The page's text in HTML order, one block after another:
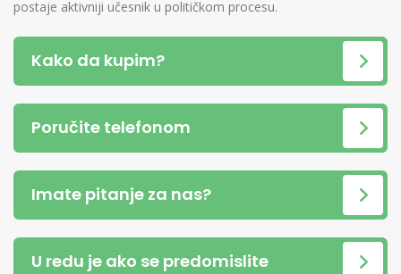
postaje aktivniji učesnik u političkom procesu.
Kako da kupim?
Poručite telefonom
Imate pitanje za nas?
U redu je ako se predomislite